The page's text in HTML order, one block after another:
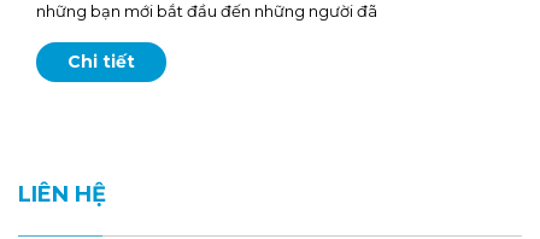
những bạn mới bắt đầu đến những người đã
Chi tiết
LIÊN HỆ